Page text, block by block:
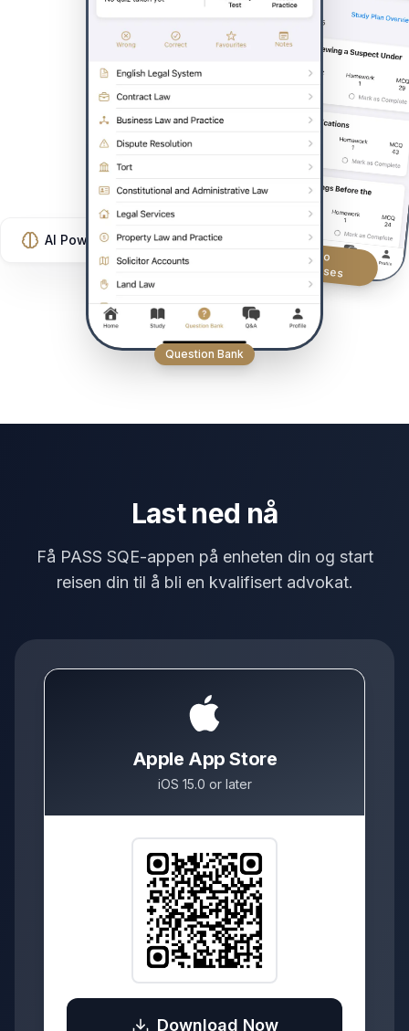
Question Bank
Video
Courses
AI Powered
Last ned nå
Få PASS SQE-appen på enheten din og start
reisen din til å bli en kvalifisert advokat.
Apple App Store
iOS 15.0 or later
Download Now